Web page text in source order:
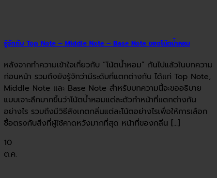
รู้จักกับ Top Note – Middle Note – Base Note ของโน้ตน้ำหอม
หลังจากทำความเข้าใจเกี่ยวกับ “โน้ตน้ำหอม” กันไปแล้วในบทความ
ก่อนหน้า รวมถึงยังรู้จักว่ามีระดับที่แตกต่างกัน ได้แก่ Top Note,
Middle Note และ Base Note สำหรับบทความนี้จะขออธิบาย
แบบเจาะลึกมากขึ้นว่าโน้ตน้ำหอมแต่ละตัวทำหน้าที่แตกต่างกัน
อย่างไร รวมถึงมีวิธีสังเกตกลิ่นแต่ละโน้ตอย่างไรเพื่อให้การเลือก
ซื้อตรงกับสิ่งที่ผู้ใช้คาดหวังมากที่สุด หน้าที่ของกลิ่น [...]
10
ต.ค.